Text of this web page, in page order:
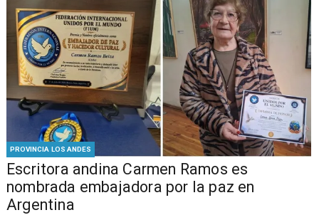
PROVINCIA LOS ANDES
Escritora andina Carmen Ramos es
nombrada embajadora por la paz en
Argentina